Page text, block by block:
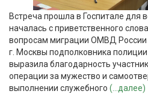
Встреча прошла в Госпитале для
началась с приветственного
вопросам миграции ОМВД
г. Москвы подполковника
выразила благодарность
операции за мужество и
выполнении служебного (...далее)